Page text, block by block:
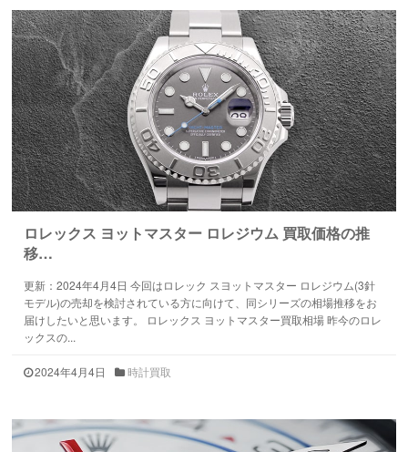
ロレックス ヨットマスター ロレジウム 買取価格の推
移…
更新：2024年4月4日 今回はロレック スヨットマスター ロレジウム(3針
モデル)の売却を検討されている方に向けて、同シリーズの相場推移をお
届けしたいと思います。 ロレックス ヨットマスター買取相場 昨今のロレ
ックスの...
2024年4月4日 時計買取